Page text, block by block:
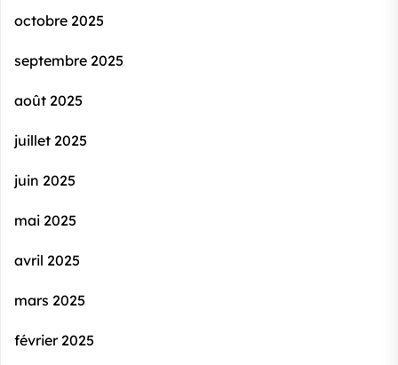
octobre 2025
septembre 2025
août 2025
juillet 2025
juin 2025
mai 2025
avril 2025
mars 2025
février 2025